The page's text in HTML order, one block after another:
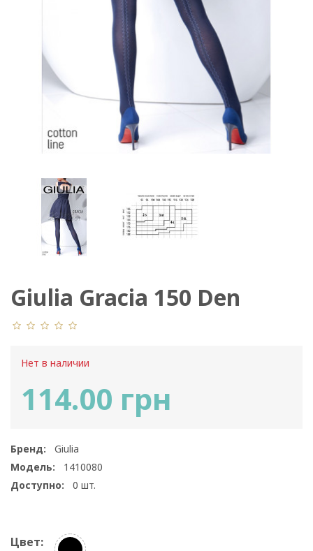
Giulia Gracia 150 Den
Model 2
Нет в наличии
114.00 грн
Бренд:
Giulia
Модель:
1410080
Доступно:
0 шт.
Цвет: